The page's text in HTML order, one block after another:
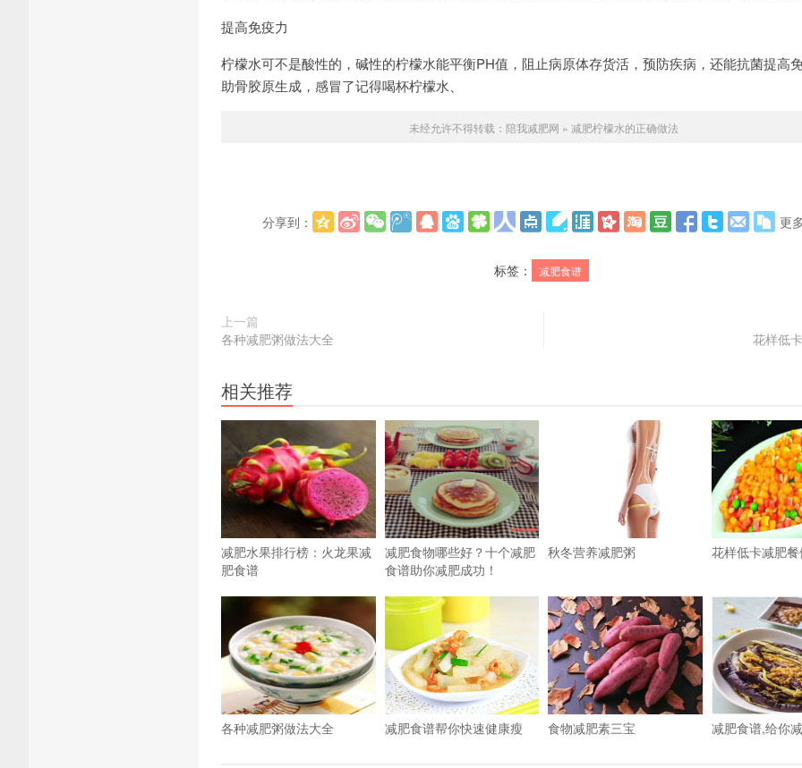
提高免疫力
柠檬水可不是酸性的，碱性的柠檬水能平衡PH值，阻止病原体存货活，预防疾病，还能抗菌提高
助骨胶原生成，感冒了记得喝杯柠檬水、
未经允许不得转载： 陪我减肥网 » 减肥柠檬水的正确做法
分享到： 更
标签： 减肥食谱
上一篇
各种减肥粥做法大全
花样低
相关推荐
减肥水果排行榜：火龙果减
肥食谱
减肥食物哪些好？十个减肥
食谱助你减肥成功！
秋冬营养减肥粥 花样低卡减肥
各种减肥粥做法大全 减肥食谱帮你快速健康瘦 食物减肥素三宝 减肥食谱,给你